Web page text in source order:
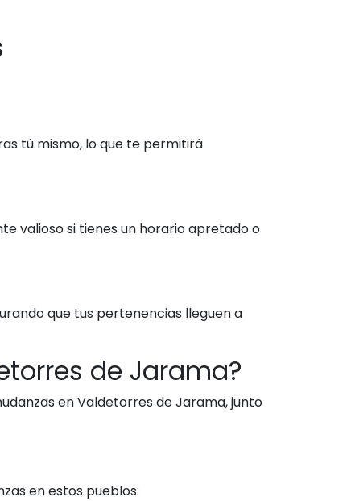
tú mismo, lo que te permitirá
valioso si tienes un horario apretado o
que tus pertenencias lleguen a
de Jarama?
en Valdetorres de Jarama, junto
en estos pueblos: